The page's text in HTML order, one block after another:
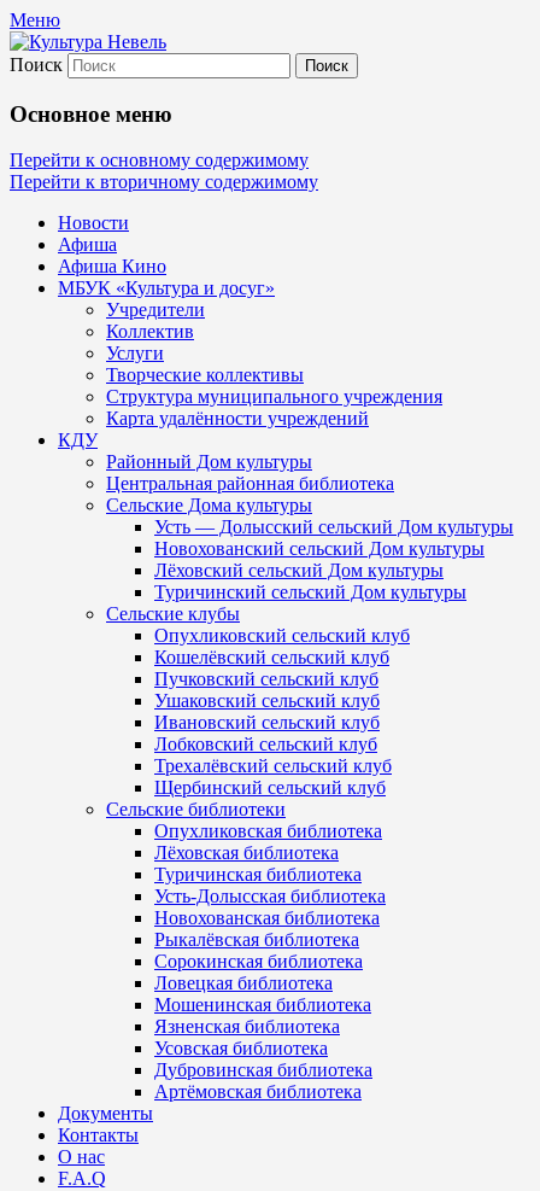
Меню
Культура Невель
МБУК Невельского района "Культура
и досуг"
Поиск
Основное меню
Перейти к основному содержимому
Перейти к вторичному содержимому
Новости
Афиша
Афиша Кино
МБУК «Культура и досуг»
Учредители
Коллектив
Услуги
Творческие коллективы
Структура муниципального учреждения
Карта удалённости учреждений
КДУ
Районный Дом культуры
Центральная районная библиотека
Сельские Дома культуры
Усть — Долысский сельский Дом культуры
Новохованский сельский Дом культуры
Лёховский сельский Дом культуры
Туричинский сельский Дом культуры
Сельские клубы
Опухликовский сельский клуб
Кошелёвский сельский клуб
Пучковский сельский клуб
Ушаковский сельский клуб
Ивановский сельский клуб
Лобковский сельский клуб
Трехалёвский сельский клуб
Щербинский сельский клуб
Сельские библиотеки
Опухликовская библиотека
Лёховская библиотека
Туричинская библиотека
Усть-Долысская библиотека
Новохованская библиотека
Рыкалёвская библиотека
Сорокинская библиотека
Ловецкая библиотека
Мошенинская библиотека
Язненская библиотека
Усовская библиотека
Дубровинская библиотека
Артёмовская библиотека
Документы
Контакты
О нас
F.A.Q